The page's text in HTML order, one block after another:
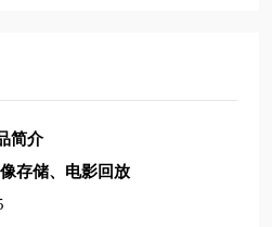
简介
存储、电影回放